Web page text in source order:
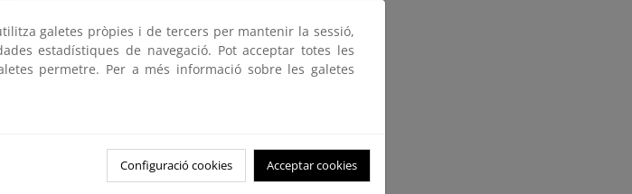
galetes pròpies i de tercers per mantenir la sessió,
estadístiques de navegació. Pot acceptar totes les
permetre. Per a més informació sobre les galetes
Configuració cookies Acceptar cookies